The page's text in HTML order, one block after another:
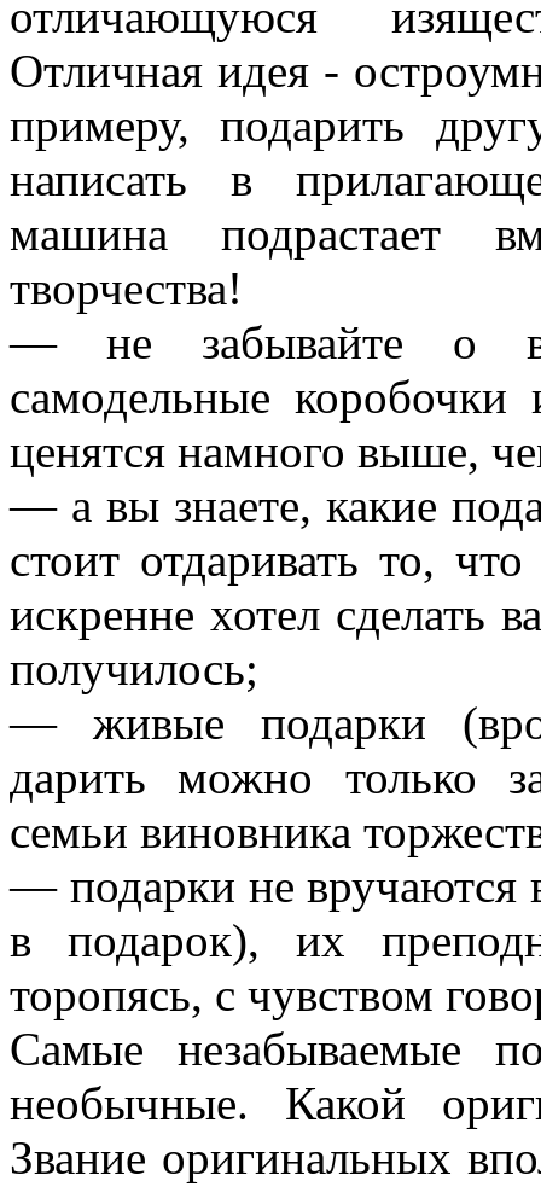
отличающуюся
Отличная идея -
примеру, подарить
написать в
машина подрастает
творчества!
— не забывайте о
самодельные
ценятся намного выше,
— а вы знаете, какие
стоит отдаривать то,
искренне хотел сделать
получилось;
— живые подарки
дарить можно только
семьи виновника
— подарки не вручаются
в подарок), их
торопясь, с чувством
Самые незабываемые
необычные. Какой
Звание оригинальных